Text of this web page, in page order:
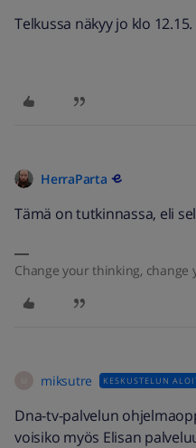
Telkussa näkyy jo klo 12.15.
HerraParta
Tämä on tutkinnassa, eli
Change your thinking, change
miksutre KESKUSTELUN
Dna-tv-palvelun
voisiko myös Elisan